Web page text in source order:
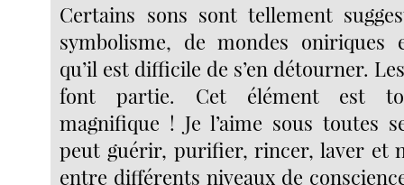
Certains sons sont tellement
symbolisme, de mondes oniriques
qu’il est difficile de s’en détourner.
font partie. Cet élément est
magnifique ! Je l’aime sous toutes
peut guérir, purifier, rincer, laver et
entre différents niveaux de